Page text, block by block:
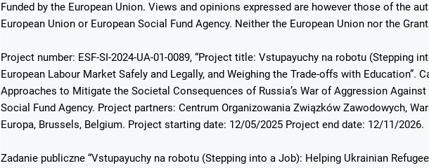
Funded by the European Union. Views and opinions expressed are however those of the
European Union or European Social Fund Agency. Neither the European Union nor the
Project number: ESF-SI-2024-UA-01-0089, “Project title: Vstupayuchy na robotu (Stepping
European Labour Market Safely and Legally, and Weighing the Trade-offs with Education”.
Approaches to Mitigate the Societal Consequences of Russia’s War of Aggression
Social Fund Agency. Project partners: Centrum Organizowania Związków Zawodowych,
Europa, Brussels, Belgium. Project starting date: 12/05/2025 Project end date: 12/11/2026.
Zadanie publiczne “Vstupayuchy na robotu (Stepping into a Job): Helping Ukrainian